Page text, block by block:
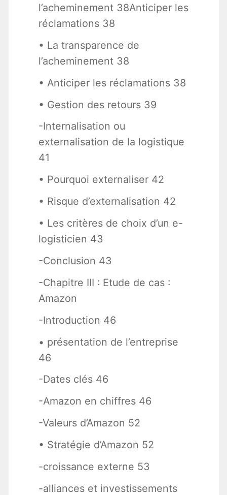
l’acheminement 38Anticiper les
réclamations 38
• La transparence de
l’acheminement 38
• Anticiper les réclamations 38
• Gestion des retours 39
-Internalisation ou
externalisation de la logistique
41
• Pourquoi externaliser 42
• Risque d’externalisation 42
• Les critères de choix d’un e-
logisticien 43
-Conclusion 43
-Chapitre III : Etude de cas :
Amazon
-Introduction 46
• présentation de l’entreprise
46
-Dates clés 46
-Amazon en chiffres 46
-Valeurs d’Amazon 52
• Stratégie d’Amazon 52
-croissance externe 53
-alliances et investissements